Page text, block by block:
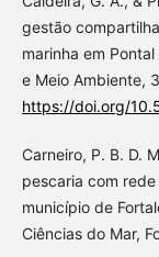
gestão
marinha em
e Meio Ambiente,
https://doi.org/
Carneiro, P. B. D.
pescaria com
município de
Ciências do Mar,